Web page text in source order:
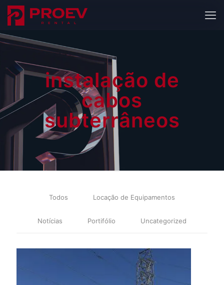
instalação de
cabos
subterrâneos
Todos Locação de Equipamentos
Notícias Portifólio Uncategorized